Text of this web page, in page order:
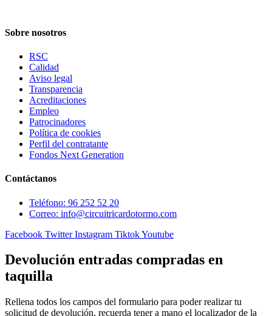
Sobre nosotros
RSC
Calidad
Aviso legal
Transparencia
Acreditaciones
Empleo
Patrocinadores
Política de cookies
Perfil del contratante
Fondos Next Generation
Contáctanos
Teléfono: 96 252 52 20
Correo: info@circuitricardotormo.com
Facebook Twitter Instagram TiktokYoutube
Devolución entradas compradas en
taquilla
Rellena todos los campos del formulario para poder realizar tu
solicitud de devolución, recuerda tener a mano el localizador de la